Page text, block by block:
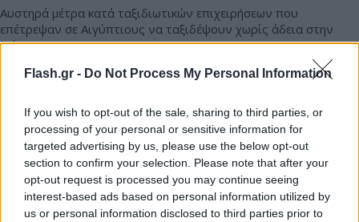
Flash.gr - Do Not Process My Personal Information
If you wish to opt-out of the sale, sharing to third parties, or
processing of your personal or sensitive information for
targeted advertising by us, please use the below opt-out
section to confirm your selection. Please note that after your
opt-out request is processed you may continue seeing
interest-based ads based on personal information utilized by
us or personal information disclosed to third parties prior to
Αυστηρά μέτρα κατά ταξιδιωτικών επιχειρήσεων που
επέτρεψαν σε Αιγύπτιους να ταξιδέψουν χωρίς άδεια στην
Μέκκα
Συντακτική